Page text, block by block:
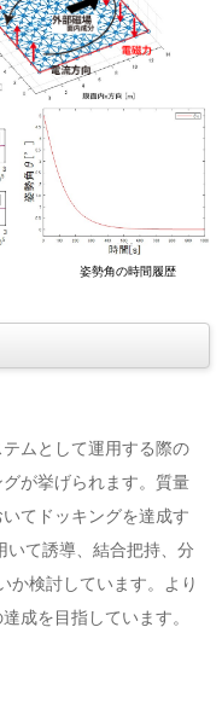
ムとして運用する際の
が挙げられます。質量
てドッキングを達成す
いて誘導、結合把持、分
か検討しています。より
成を目指しています。